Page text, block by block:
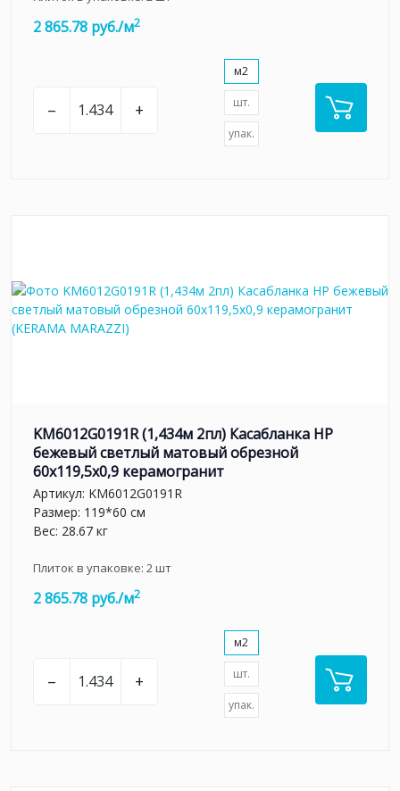
2 865.78 руб./м2
– +
м2
шт.
упак.
KM6012G0191R (1,434м 2пл) Касабланка HP
бежевый светлый матовый обрезной
60x119,5x0,9 керамогранит
Артикул: KM6012G0191R
Размер: 119*60 см
Вес: 28.67 кг
Плиток в упаковке: 2шт
2 865.78 руб./м2
– +
м2
шт.
упак.